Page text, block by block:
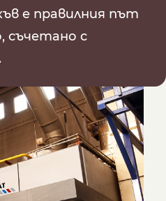
GUSTO
е правилния път
съчетано с